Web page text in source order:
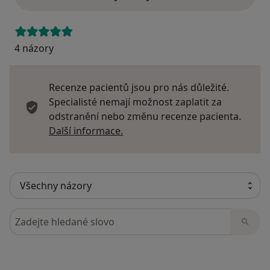
4 názory
Recenze pacientů jsou pro nás důležité.
Specialisté nemají možnost zaplatit za
odstranění nebo změnu recenze pacienta.
Další informace.
Hledejte v názorech